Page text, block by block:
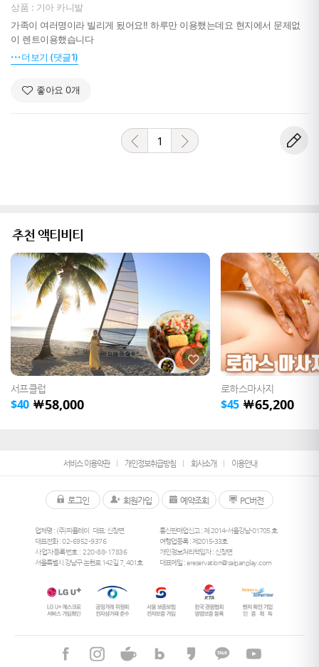
상품 : 기아 카니발
가족이 여러명이라 빌리게 됬어요!! 하루만 이용했는데요 현지에서 문제없
이 렌트이용했습니다
더보기 (댓글1)
좋아요 0개
1
추천 액티비티
서프클럽
$40 ￦58,000
로하스마사지
$45 ￦65,200
서비스 이용약관 개인정보취급방침 회사소개 이용안내
로그인 회원가입 예약조회 PC버전
업체명 : (주)피플레이
대표: 신창면
대표전화 :02-6952-9376
사업자등록번호 : 220-88-17836
서울특별시 강남구 논현로 142길 7, 401호
통신판매업신고 : 제 2014-서울강남-01705 호
여행업등록 : 제2015-33호
개인정보처리책임자 : 신창면
대표메일 :ereservation@saipanplay.com